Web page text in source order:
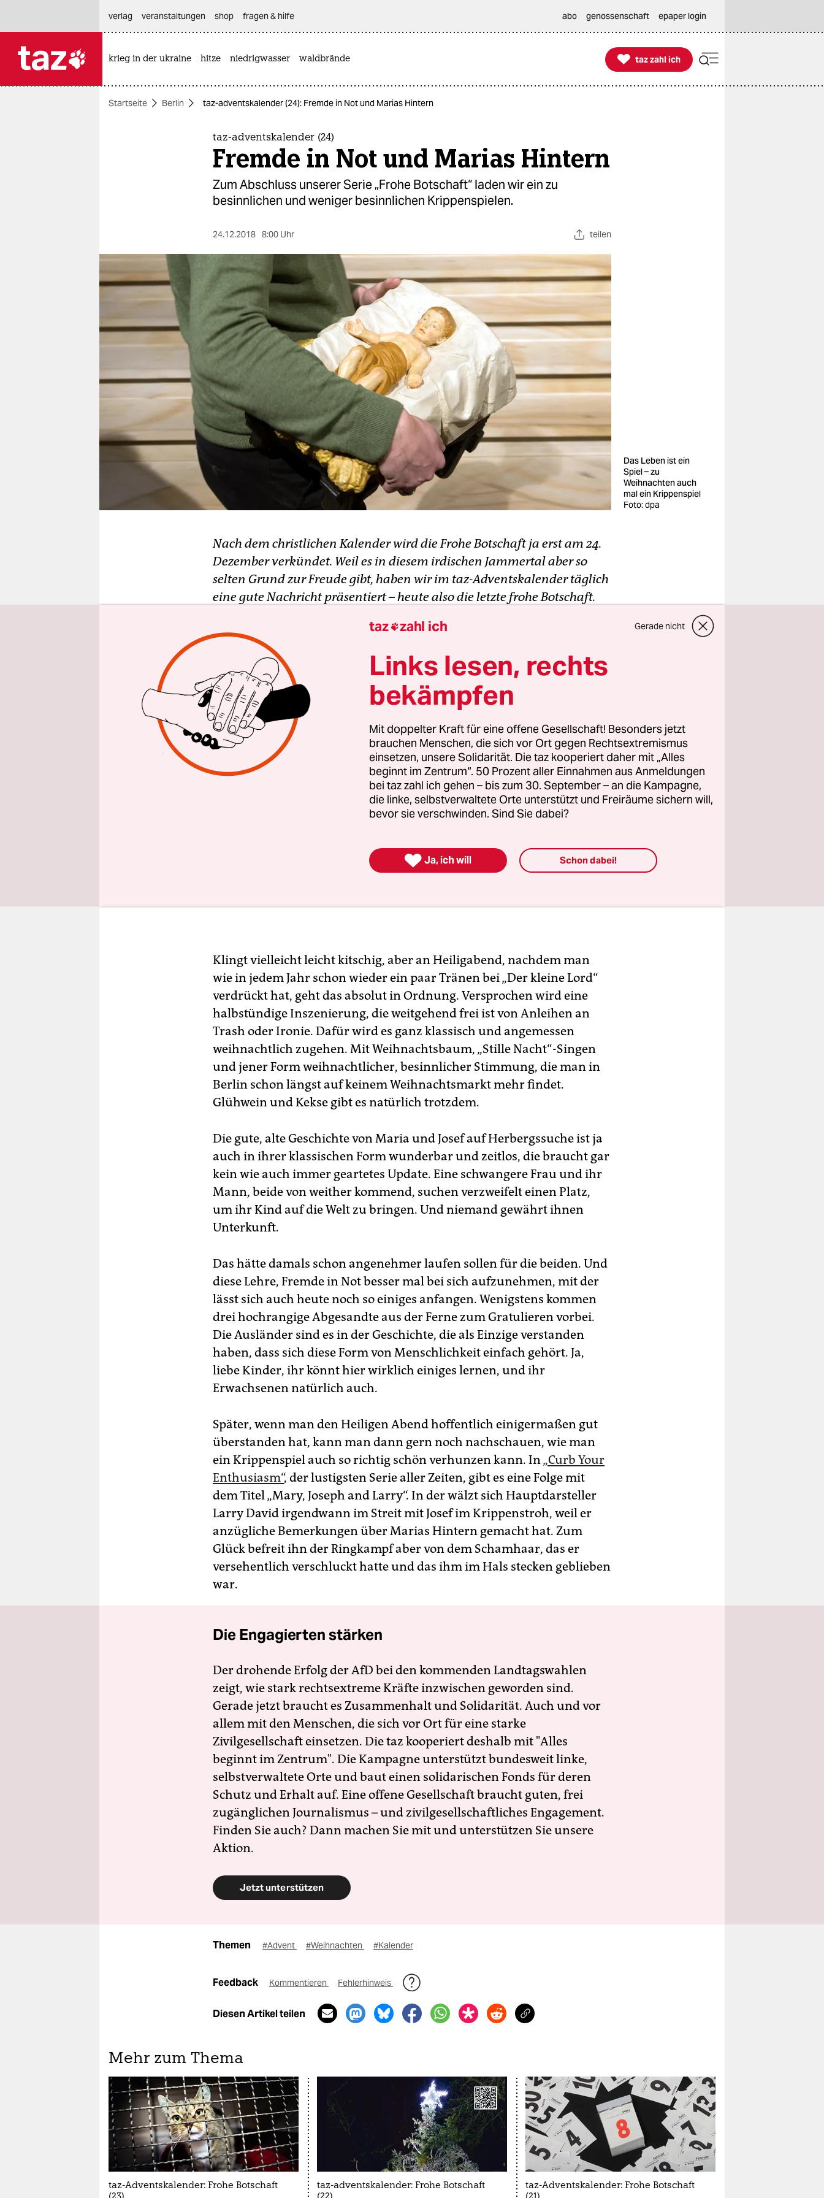
themen
berlin
nord
wahrheit
verlag
veranstaltungen
shop
fragen & hilfe
unterstützen
verlag
veranstaltungen shop fragen & hilfe abo genossenschaft epaper login
krieg in der ukraine hitze niedrigwasser waldbrände 
taz zahl ich
taz zahl ich
Startseite Berlin taz-adventskalender (24): Fremde in Not und Marias Hintern
taz-adventskalender (24)
Fremde in Not und Marias Hintern
Zum Abschluss unserer Serie „Frohe Botschaft“ laden wir ein zu
besinnlichen und weniger besinnlichen Krippenspielen.
24.12.2018 8:00 Uhr teilen
Das Leben ist ein
Spiel – zu
Weihnachten auch
mal ein Krippenspiel
Foto: dpa
Nach dem christlichen Kalender wird die Frohe Botschaft ja erst am 24.
Dezember verkündet. Weil es in diesem irdischen Jammertal aber so
selten Grund zur Freude gibt, haben wir im taz-Adventskalender täglich
eine gute Nachricht präsentiert – heute also die letzte frohe Botschaft.
Das weihnachtliche Krippenspiel ist eine Art Theateraufführung –
deswegen gehört es nicht bloß in die Kirche, sondern auch an einen Ort
wie das Ballhaus Ost. An dieser eher säkularen Spielstätte in
Prenzlauer Berg findet
heute gleich vier Mal hintereinander ein
Krippenspiel
statt, eines mit dem Untertitel „Wie man Wärme teilt“.
Klingt vielleicht leicht kitschig, aber an Heiligabend, nachdem man
wie in jedem Jahr schon wieder ein paar Tränen bei „Der kleine Lord“
verdrückt hat, geht das absolut in Ordnung. Versprochen wird eine
halbstündige Inszenierung, die weitgehend frei ist von Anleihen an
Trash oder Ironie. Dafür wird es ganz klassisch und angemessen
weihnachtlich zugehen. Mit Weihnachtsbaum, „Stille Nacht“-Singen
und jener Form weihnachtlicher, besinnlicher Stimmung, die man in
Berlin schon längst auf keinem Weihnachtsmarkt mehr findet.
Glühwein und Kekse gibt es natürlich trotzdem.
Die gute, alte Geschichte von Maria und Josef auf Herbergssuche ist ja
auch in ihrer klassischen Form wunderbar und zeitlos, die braucht gar
kein wie auch immer geartetes Update. Eine schwangere Frau und ihr
Mann, beide von weither kommend, suchen verzweifelt einen Platz,
um ihr Kind auf die Welt zu bringen. Und niemand gewährt ihnen
Unterkunft.
Das hätte damals schon angenehmer laufen sollen für die beiden. Und
diese Lehre, Fremde in Not besser mal bei sich aufzunehmen, mit der
lässt sich auch heute noch so einiges anfangen. Wenigstens kommen
drei hochrangige Abgesandte aus der Ferne zum Gratulieren vorbei.
Die Ausländer sind es in der Geschichte, die als Einzige verstanden
haben, dass sich diese Form von Menschlichkeit einfach gehört. Ja,
liebe Kinder, ihr könnt hier wirklich einiges lernen, und ihr
Erwachsenen natürlich auch.
Später, wenn man den Heiligen Abend hoffentlich einigermaßen gut
überstanden hat, kann man dann gern noch nachschauen, wie man
ein Krippenspiel auch so richtig schön verhunzen kann. In„Curb Your
Enthusiasm“, der lustigsten Serie aller Zeiten, gibt es eine Folge mit
dem Titel „Mary, Joseph and Larry“. In der wälzt sich Hauptdarsteller
Larry David irgendwann im Streit mit Josef im Krippenstroh, weil er
anzügliche Bemerkungen über Marias Hintern gemacht hat. Zum
Glück befreit ihn der Ringkampf aber von dem Schamhaar, das er
versehentlich verschluckt hatte und das ihm im Hals stecken geblieben
war.
Die Engagierten stärken
Der drohende Erfolg der AfD bei den kommenden Landtagswahlen
zeigt, wie stark rechtsextreme Kräfte inzwischen geworden sind.
Gerade jetzt braucht es Zusammenhalt und Solidarität. Auch und vor
allem mit den Menschen, die sich vor Ort für eine starke
Zivilgesellschaft einsetzen. Die taz kooperiert deshalb mit "Alles
beginnt im Zentrum". Die Kampagne unterstützt bundesweit linke,
selbstverwaltete Orte und baut einen solidarischen Fonds für deren
Schutz und Erhalt auf. Eine offene Gesellschaft braucht guten, frei
zugänglichen Journalismus – und zivilgesellschaftliches Engagement.
Finden Sie auch? Dann machen Sie mit und unterstützen Sie unsere
Aktion.
Jetzt unterstützen
Themen #Advent #Weihnachten #Kalender
Feedback Kommentieren Fehlerhinweis
Diesen Artikel teilen
Mehr zum Thema
taz-Adventskalender: Frohe Botschaft
taz-adventskalender: Frohe Botschaft
taz-Adventskalender: Frohe Botschaft
taz zahl ich Gerade nicht
Links lesen, rechts
bekämpfen
Mit doppelter Kraft für eine offene Gesellschaft! Besonders jetzt
brauchen Menschen, die sich vor Ort gegen Rechtsextremismus
einsetzen, unsere Solidarität. Die taz kooperiert daher mit „Alles
beginnt im Zentrum“. 50 Prozent aller Einnahmen aus Anmeldungen
bei taz zahl ich gehen – bis zum 30. September – an die Kampagne,
die linke, selbstverwaltete Orte unterstützt und Freiräume sichern will,
bevor sie verschwinden. Sind Sie dabei?
 Ja, ich will Schon dabei!